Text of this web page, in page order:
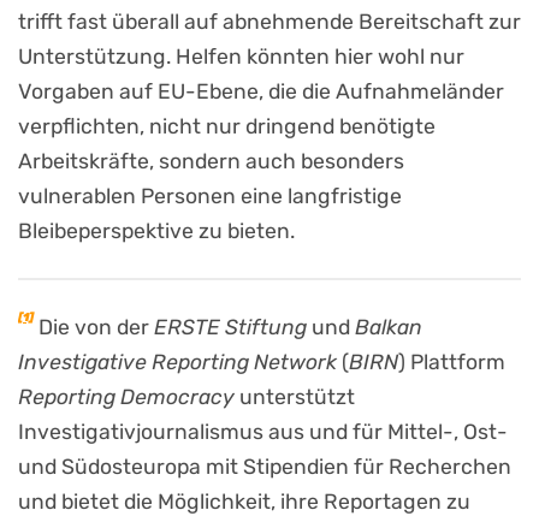
trifft fast überall auf abnehmende Bereitschaft zur
Unterstützung. Helfen könnten hier wohl nur
Vorgaben auf EU-Ebene, die die Aufnahmeländer
verpflichten, nicht nur dringend benötigte
Arbeitskräfte, sondern auch besonders
vulnerablen Personen eine langfristige
Bleibeperspektive zu bieten.
[1] Die von der ERSTE Stiftung und Balkan
Investigative Reporting Network (BIRN) Plattform
Reporting Democracy unterstützt
Investigativjournalismus aus und für Mittel-, Ost-
und Südosteuropa mit Stipendien für Recherchen
und bietet die Möglichkeit, ihre Reportagen zu